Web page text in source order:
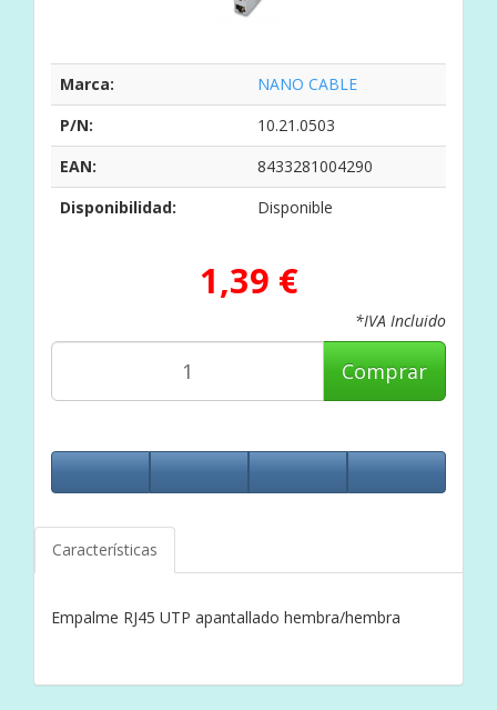
Marca:
NANO CABLE
P/N:
10.21.0503
EAN:
8433281004290
Disponibilidad:
Disponible
1,39 €
*IVA Incluido
Comprar
Características
Empalme RJ45 UTP apantallado hembra/hembra